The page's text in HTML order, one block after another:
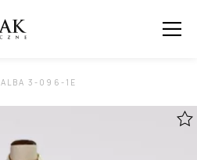
ALBA 3-096-1E